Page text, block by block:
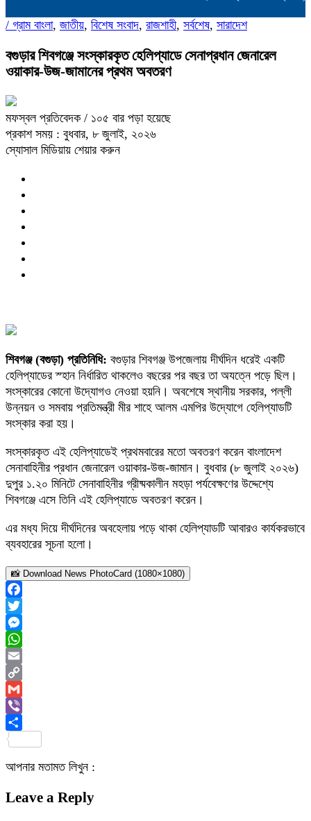
/ গ্রাম বাংলা, জাতীয়, বিশেষ সংবাদ, রাজশাহী, সর্বশেষ, সারাদেশ
বগুড়ার শিবগঞ্জে সংস্কারকৃত হেলিপ্যাডে সেনাপ্রধান জেনারেল
ওয়াকার-উজ-জামানের প্রথম অবতরণ
মফস্বল প্রতিবেদক / ১০৫ বার পড়া হয়েছে
প্রকাশ সময় : বুধবার, ৮ জুলাই, ২০২৬
স্যোসাল মিডিয়ায় শেয়ার করুন
শিবগঞ্জ (বগুড়া) প্রতিনিধি: বগুড়ার শিবগঞ্জ উপজেলায় দীর্ঘদিন ধরেই একটি
হেলিপ্যাডের স্হান নির্ধারিত থাকলেও বছরের পর বছর তা অযত্নে পড়ে ছিল।
সংস্কারের কোনো উদ্যোগও নেওয়া হয়নি। অবশেষে স্থানীয় সরকার, পল্লী
উন্নয়ন ও সমবায় প্রতিমন্ত্রী মীর শাহে আলম এমপির উদ্যোগে হেলিপ্যাডটি
সংস্কার করা হয়।
সংস্কারকৃত এই হেলিপ্যাডেই প্রথমবারের মতো অবতরণ করেন বাংলাদেশ
সেনাবাহিনীর প্রধান জেনারেল ওয়াকার-উজ-জামান। বুধবার (৮ জুলাই ২০২৬)
দুপুর ১.২০ মিনিটে সেনাবাহিনীর গ্রীষ্মকালীন মহড়া পর্যবেক্ষণের উদ্দেশ্যে
শিবগঞ্জে এসে তিনি এই হেলিপ্যাডে অবতরণ করেন।
এর মধ্য দিয়ে দীর্ঘদিনের অবহেলায় পড়ে থাকা হেলিপ্যাডটি আবারও কার্যকরভাবে
ব্যবহারের সূচনা হলো।
📸 Download News PhotoCard (1080×1080)
Facebook
Twitter
Messenger
WhatsApp
Email
Copy
Link
Gmail
Viber
আপনার মতামত লিখুন :
Leave a Reply